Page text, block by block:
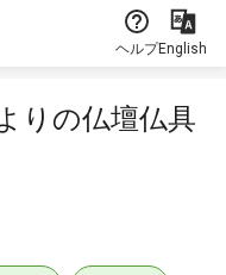
ヘルプEnglish
りの仏壇仏具